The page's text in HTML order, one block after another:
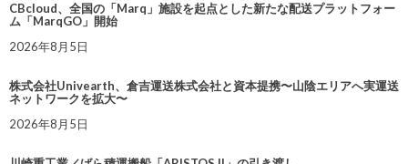
CBcloud、全国の「Marq」施設を起点とした新たな配送プラットフォー
ム「MarqGO」開始
2026年8月5日
株式会社Univearth、倉吉運送株式会社と資本提携〜山陰エリアへ実運送
ネットワークを拡大〜
2026年8月5日